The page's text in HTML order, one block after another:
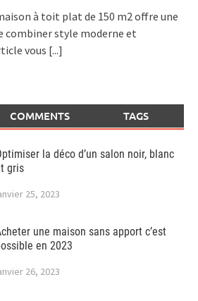
à toit plat de 150 m2 offre une
combiner style moderne et
vous [...]
COMMENTS TAGS
la déco d’un salon noir, blanc
gris
25, 2023
une maison sans apport c’est
en 2023
26, 2023